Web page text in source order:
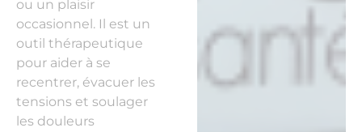
ou un plaisir
occasionnel. Il est un
outil thérapeutique
pour aider à se
recentrer, évacuer les
tensions et soulager
les douleurs